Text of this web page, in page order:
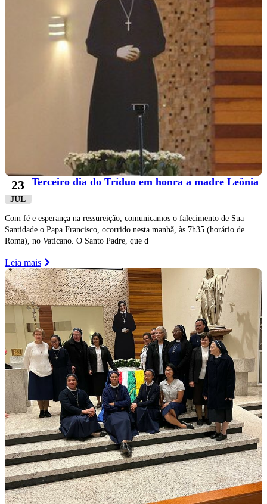
23
JUL
Terceiro dia do Tríduo em honra a madre Leônia
Com fé e esperança na ressureição, comunicamos o falecimento de Sua
Santidade o Papa Francisco, ocorrido nesta manhã, às 7h35 (horário de
Roma), no Vaticano. O Santo Padre, que d
Leia mais